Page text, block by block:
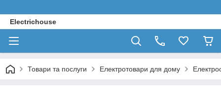
Electrichouse
Товари та послуги Електротовари для дому